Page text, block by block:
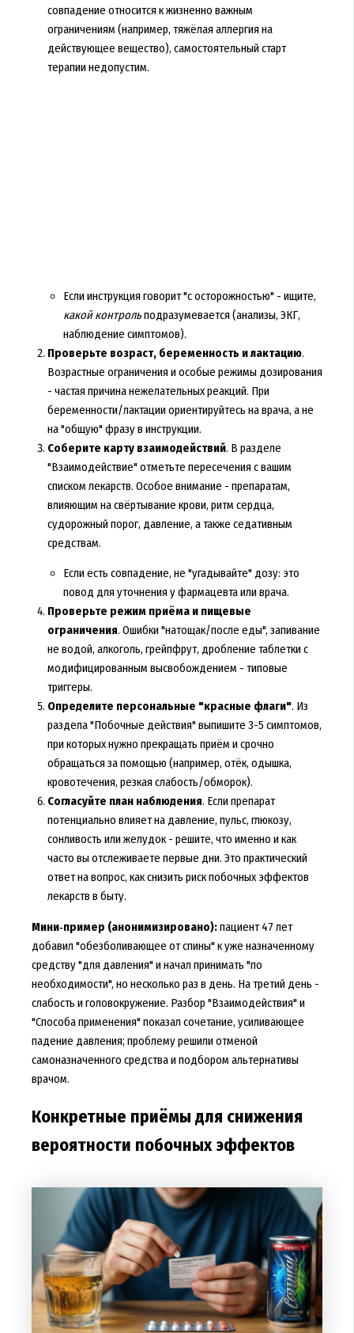
совпадение относится к жизненно важным
ограничениям (например, тяжёлая аллергия на
действующее вещество), самостоятельный старт
терапии недопустим.
Если инструкция говорит "с осторожностью" - ищите,
какой контрольподразумевается (анализы, ЭКГ,
наблюдение симптомов).
Проверьте возраст, беременность и лактацию.
Возрастные ограничения и особые режимы дозирования
- частая причина нежелательных реакций. При
беременности/лактации ориентируйтесь на врача, а не
на "общую" фразу в инструкции.
Соберите карту взаимодействий. В разделе
"Взаимодействие" отметьте пересечения с вашим
списком лекарств. Особое внимание - препаратам,
влияющим на свёртывание крови, ритм сердца,
судорожный порог, давление, а также седативным
средствам.
Если есть совпадение, не "угадывайте" дозу: это
повод для уточнения у фармацевта или врача.
Проверьте режим приёма и пищевые
ограничения. Ошибки "натощак/после еды", запивание
не водой, алкоголь, грейпфрут, дробление таблетки с
модифицированным высвобождением - типовые
триггеры.
Определите персональные "красные флаги". Из
раздела "Побочные действия" выпишите 3-5 симптомов,
при которых нужно прекращать приём и срочно
обращаться за помощью (например, отёк, одышка,
кровотечения, резкая слабость/обморок).
Согласуйте план наблюдения. Если препарат
потенциально влияет на давление, пульс, глюкозу,
сонливость или желудок - решите, что именно и как
часто вы отслеживаете первые дни. Это практический
ответ на вопрос, как снизить риск побочных эффектов
лекарств в быту.
Мини‑пример (анонимизировано):пациент 47 лет
добавил "обезболивающее от спины" к уже назначенному
средству "для давления" и начал принимать "по
необходимости", но несколько раз в день. На третий день -
слабость и головокружение. Разбор "Взаимодействия" и
"Способа применения" показал сочетание, усиливающее
падение давления; проблему решили отменой
самоназначенного средства и подбором альтернативы
врачом.
Конкретные приёмы для снижения
вероятности побочных эффектов